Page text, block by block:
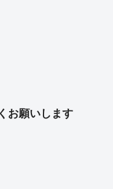
お願いします